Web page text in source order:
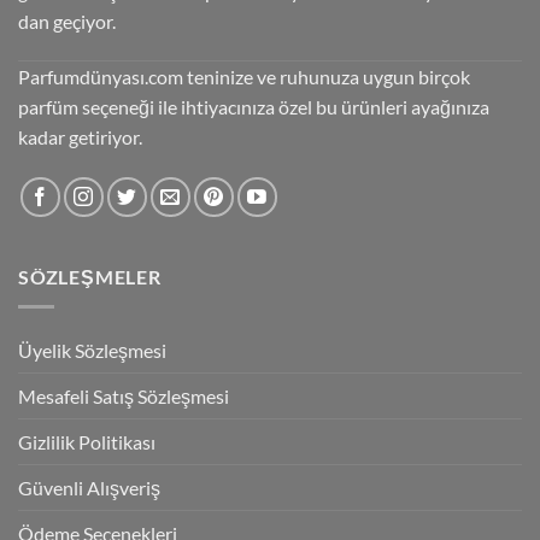
dan geçiyor.
Parfumdünyası.com teninize ve ruhunuza uygun birçok
parfüm seçeneği ile ihtiyacınıza özel bu ürünleri ayağınıza
kadar getiriyor.
SÖZLEŞMELER
Üyelik Sözleşmesi
Mesafeli Satış Sözleşmesi
Gizlilik Politikası
Güvenli Alışveriş
Ödeme Seçenekleri